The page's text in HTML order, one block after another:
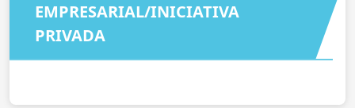
EMPRESARIAL/INICIATIVA
PRIVADA